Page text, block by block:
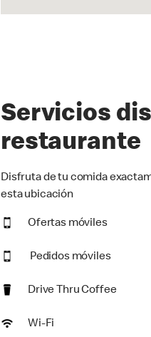
Servicios
restaurante
Disfruta de tu comida
esta ubicación
Ofertas móviles
Pedidos móviles
Drive Thru Coffee
Wi-Fi